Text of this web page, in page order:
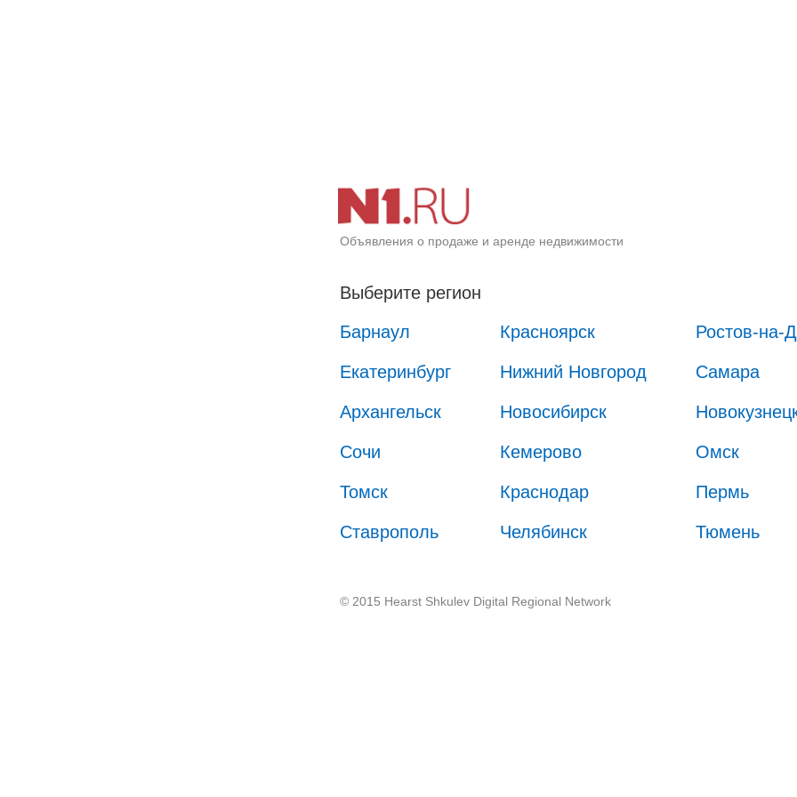
Объявления о продаже и аренде недвижимости
Выберите регион
Барнаул
Красноярск Ростов-на-
Екатеринбург Нижний Новгород Самара
Архангельск Новосибирск
Сочи Кемерово Омск
Томск Краснодар Пермь
Ставрополь Челябинск Тюмень
© 2015 Hearst Shkulev Digital Regional Network